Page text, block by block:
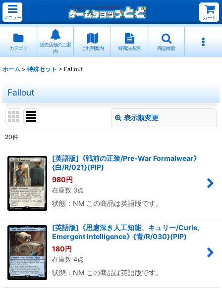
メニュー カート
カテゴリ
販売店舗のご案
内
ご利用案内 特商法表示 商品検索
ホーム > 特殊セット > Fallout
Fallout
表示順変更
並び順
絞り込む
20件
[英語版]《戦前の正装/Pre-War Formalwear》
{白/R/021}(PIP)
980円
在庫数 3点
状態：NM この商品は英語版です。
[英語版]《思慮深き人工知能、キュリー/Curie,
Emergent Intelligence》{青/R/030}(PIP)
180円
在庫数 4点
状態：NM この商品は英語版です。